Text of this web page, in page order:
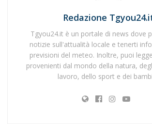
Redazione
Tgyou24.it è un portale di news dove
notizie sull'attualità locale e tenerti
previsioni del meteo. Inoltre, puoi
provenienti dal mondo della natura,
lavoro, dello sport e dei